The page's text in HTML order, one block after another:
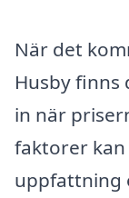
När det
Husby
in när
faktorer
uppfattning